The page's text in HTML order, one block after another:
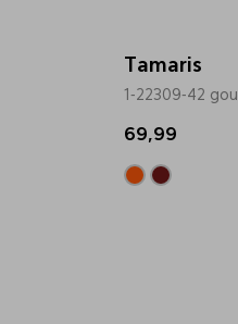
Tamaris
1-22309-42
69,99